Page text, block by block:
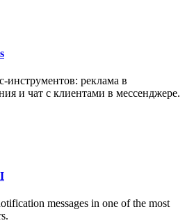
инструментов: реклама в
и чат с клиентами в мессенджере.
messages in one of the most